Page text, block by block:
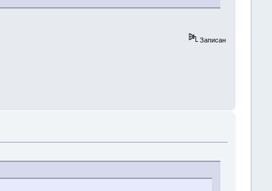
Записан